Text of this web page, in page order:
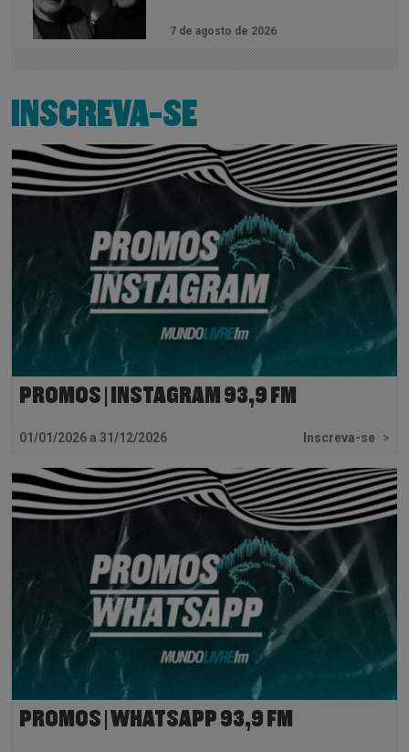
7 de agosto de 2026
INSCREVA-SE
PROMOS | INSTAGRAM 93,9 FM
01/01/2026 a 31/12/2026 Inscreva-se >
PROMOS | WHATSAPP 93,9 FM